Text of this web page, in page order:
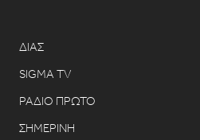
ΔΙΑΣ
SIGMA TV
ΡΑΔΙΟ ΠΡΩΤΟ
ΣΗΜΕΡΙΝΗ